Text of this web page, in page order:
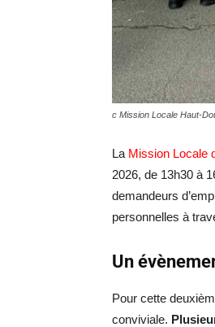
c Mission Locale Haut-
La Mission Locale
2026, de 13h30 à
demandeurs
personnelles à
Un
Pour cette
conviviale.